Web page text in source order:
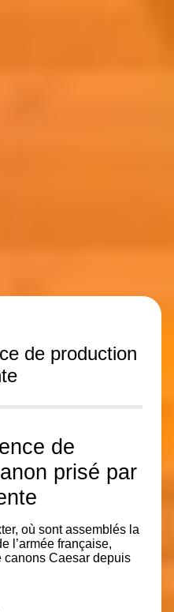
de production
de
prisé par
où sont assemblés la
l’armée française,
canons Caesar depuis